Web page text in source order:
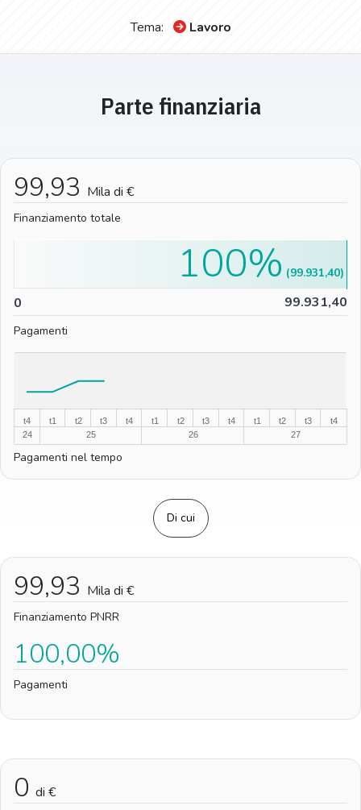
Tema: Lavoro
Parte finanziaria
99,93 Mila di €
Finanziamento totale
0 99.931,40
100% (99.931,40)
Pagamenti
t4
24
t1
25
t2 t3 t4
t1
26
t2 t3 t4
t1
27
t2 t3 t4
Pagamenti nel tempo
Di cui
99,93 Mila di €
Finanziamento PNRR
100,00%
Pagamenti
0 di €